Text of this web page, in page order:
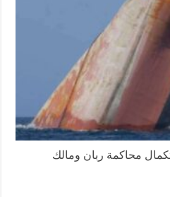
محاكمة ربان ومالك